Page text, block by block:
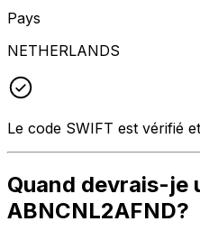
Pays
NETHERLANDS
Le code SWIFT est vérifié
Quand devrais-je
ABNCNL2AFND?